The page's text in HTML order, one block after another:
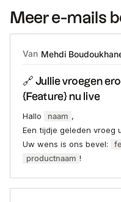
Meer e-mails
Van Mehdi
🔗 Jullie vroegen
{Feature} nu live
Hallo naam ,
Een tijdje geleden vroeg
Uw wens is ons bevel:
productnaam !